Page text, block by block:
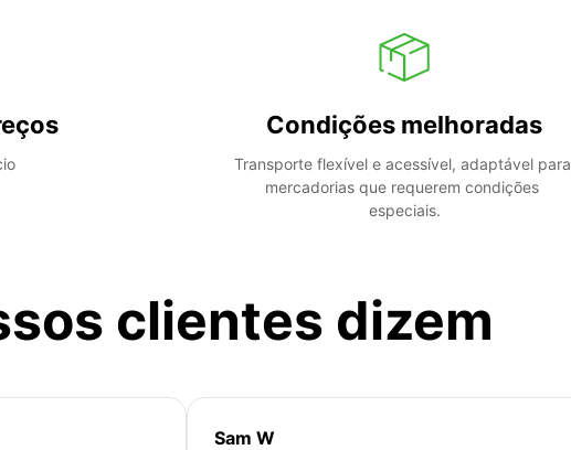
Condições melhoradas
Transporte flexível e acessível, adaptável para
mercadorias que requerem condições
especiais.
clientes dizem
Sam W